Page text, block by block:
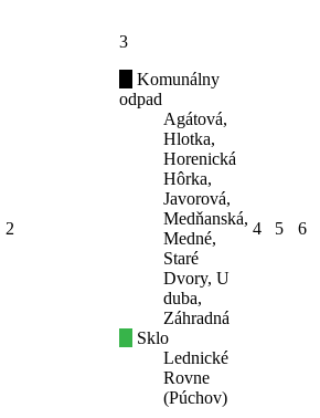
2
3
Komunálny
odpad
Agátová,
Hlotka,
Horenická
Hôrka,
Javorová,
Medňanská,
Medné,
Staré
Dvory, U
duba,
Záhradná
Sklo
Lednické
Rovne
(Púchov)
4 5 6